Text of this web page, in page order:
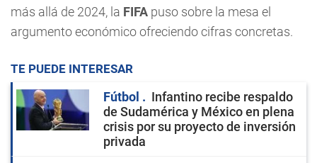
más allá de 2024, la FIFA puso sobre la mesa el
argumento económico ofreciendo cifras concretas.
TE PUEDE INTERESAR
Fútbol
Infantino recibe respaldo
de Sudamérica y México en plena
crisis por su proyecto de inversión
privada